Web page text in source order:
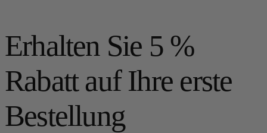
Erhalten Sie 5 %
Rabatt auf Ihre erste
Bestellung